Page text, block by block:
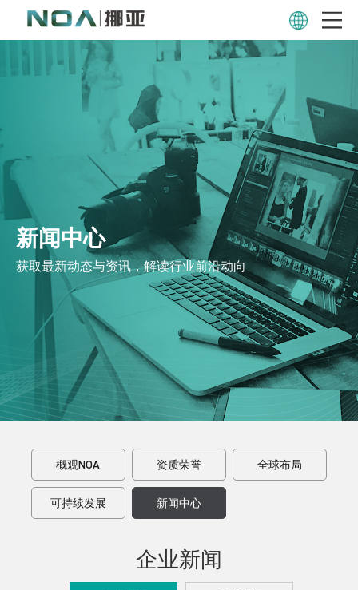
新闻中心
获取最新动态与资讯，解读行业前沿动向
概观NOA 资质荣誉 全球布局
可持续发展 新闻中心
企业新闻